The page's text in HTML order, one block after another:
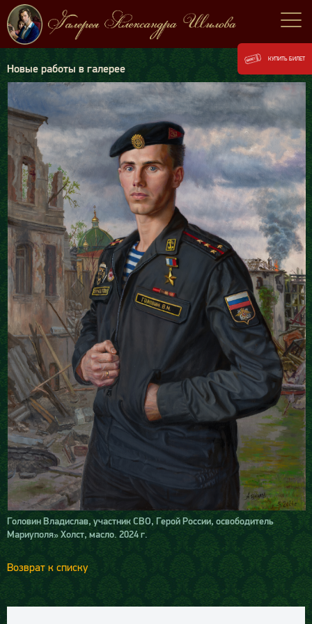
Новые работы в галерее
Головин Владислав, участник СВО, Герой России, освободитель
Мариуполя» Холст, масло. 2024 г.
Возврат к списку
КУПИТЬ БИЛЕТ